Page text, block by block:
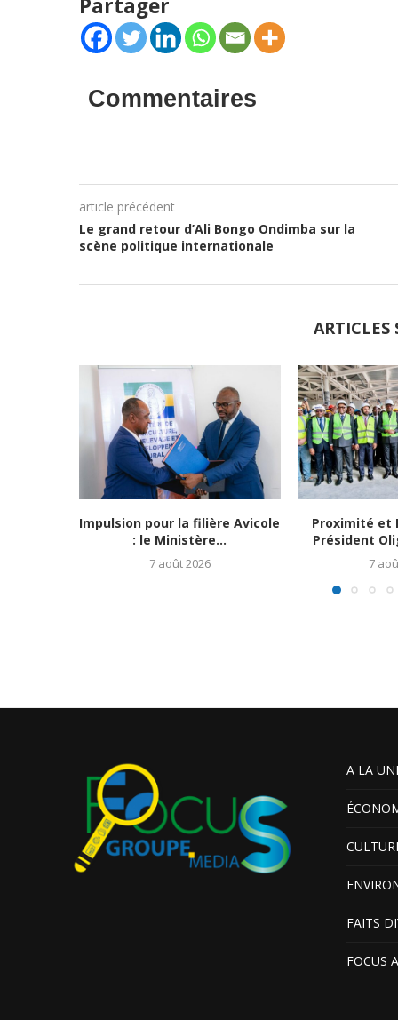
Partager
Commentaires
article précédent
Le grand retour d’Ali Bongo Ondimba sur la
scène politique internationale
ARTICLES
Impulsion pour la filière Avicole
: le Ministère...
7 août 2026
Proximité et
Président
7
A LA
FAITS
FOCUS